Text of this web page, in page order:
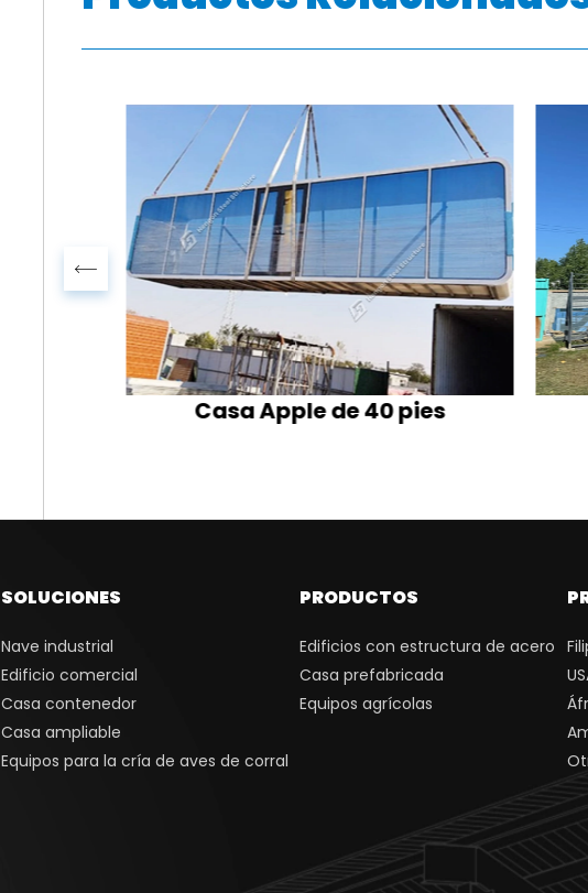
Casa Apple de 40 pies
SOLUCIONES
Nave industrial
Edificio comercial
Casa contenedor
Casa ampliable
Equipos para la cría de aves de corral
PRODUCTOS
Edificios con estructura de acero
Casa prefabricada
Equipos agrícolas